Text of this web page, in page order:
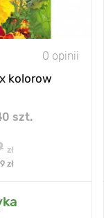
0 opinii
kolorow
szt.
zł
zł